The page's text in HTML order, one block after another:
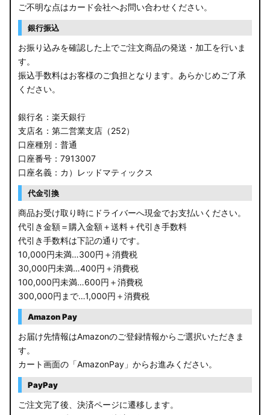
ご不明な点はカード会社へお問い合わせください。
銀行振込
お振り込みを確認した上でご注文商品の発送・加工を行いま
す。
振込手数料はお客様のご負担となります。あらかじめご了承
ください。
銀行名：楽天銀行
支店名：第二営業支店（252）
口座種別：普通
口座番号：7913007
口座名義：カ）レッドマティックス
代金引換
商品お受け取り時にドライバーへ現金でお支払いください。
代引き金額＝購入金額＋送料＋代引き手数料
代引き手数料は下記の通りです。
10,000円未満…300円＋消費税
30,000円未満…400円＋消費税
100,000円未満…600円＋消費税
300,000円まで…1,000円＋消費税
Amazon Pay
お届け先情報はAmazonのご登録情報からご選択いただきま
す。
カート画面の「AmazonPay」からお進みください。
PayPay
ご注文完了後、決済ページに遷移します。